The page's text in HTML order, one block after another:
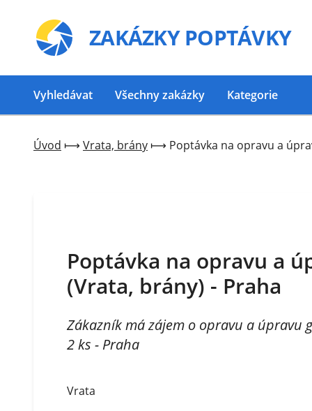
ZAKÁZKY POPTÁVKY
Vyhledávat Všechny zakázky Kategorie
Úvod ⟼ Vrata, brány ⟼ Poptávka na opravu a
Poptávka na opravu a
(Vrata, brány) - Praha
Zákazník má zájem o opravu a úpravu
2 ks - Praha
Vrata